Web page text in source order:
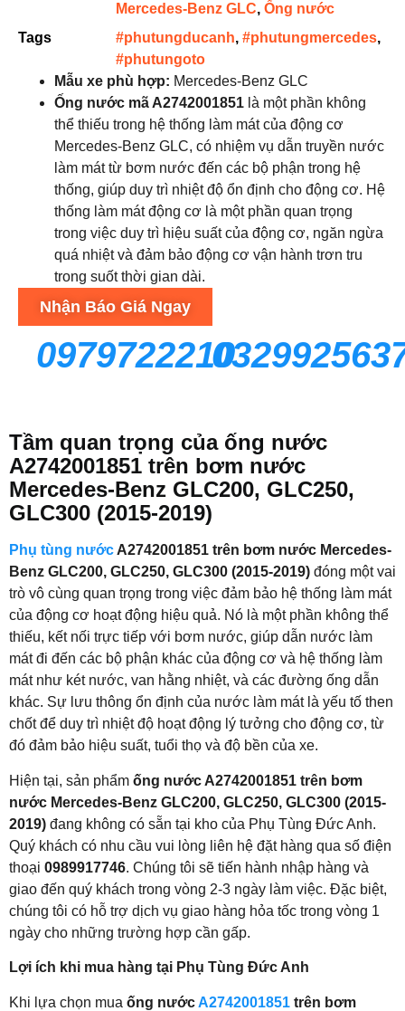
Mercedes-Benz GLC, Ống nước
Tags
#phutungducanh, #phutungmercedes,
#phutungoto
Mẫu xe phù hợp: Mercedes-Benz GLC
Ống nước mã A2742001851 là một phần không
thể thiếu trong hệ thống làm mát của động cơ
Mercedes-Benz GLC, có nhiệm vụ dẫn truyền nước
làm mát từ bơm nước đến các bộ phận trong hệ
thống, giúp duy trì nhiệt độ ổn định cho động cơ. Hệ
thống làm mát động cơ là một phần quan trọng
trong việc duy trì hiệu suất của động cơ, ngăn ngừa
quá nhiệt và đảm bảo động cơ vận hành trơn tru
trong suốt thời gian dài.
Nhận Báo Giá Ngay
0979722210
Tầm quan trọng của ống nước
A2742001851 trên bơm nước
Mercedes-Benz GLC200, GLC250,
GLC300 (2015-2019)
Phụ tùng nước A2742001851 trên bơm nước Mercedes-
Benz GLC200, GLC250, GLC300 (2015-2019) đóng một vai
trò vô cùng quan trọng trong việc đảm bảo hệ thống làm mát
của động cơ hoạt động hiệu quả. Nó là một phần không thể
thiếu, kết nối trực tiếp với bơm nước, giúp dẫn nước làm
mát đi đến các bộ phận khác của động cơ và hệ thống làm
mát như két nước, van hằng nhiệt, và các đường ống dẫn
khác. Sự lưu thông ổn định của nước làm mát là yếu tố then
chốt để duy trì nhiệt độ hoạt động lý tưởng cho động cơ, từ
đó đảm bảo hiệu suất, tuổi thọ và độ bền của xe.
Hiện tại, sản phẩm ống nước A2742001851 trên bơm
nước Mercedes-Benz GLC200, GLC250, GLC300 (2015-
2019) đang không có sẵn tại kho của Phụ Tùng Đức Anh.
Quý khách có nhu cầu vui lòng liên hệ đặt hàng qua số điện
thoại 0989917746. Chúng tôi sẽ tiến hành nhập hàng và
giao đến quý khách trong vòng 2-3 ngày làm việc. Đặc biệt,
chúng tôi có hỗ trợ dịch vụ giao hàng hỏa tốc trong vòng 1
ngày cho những trường hợp cần gấp.
Lợi ích khi mua hàng tại Phụ Tùng Đức Anh
Khi lựa chọn mua ống nước A2742001851 trên bơm